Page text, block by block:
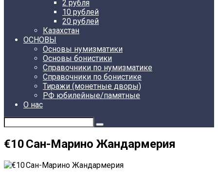
2 рубля
10 рублей
20 рублей
Казахстан
ОСНОВЫ
Основы нумизматики
Основы бонистики
Справочники по нумизматике
Справочники по бонистике
Тиражи (монетные дворы)
РФ юбилейные/памятные
О нас
€10 Сан-Марино Жандармерия